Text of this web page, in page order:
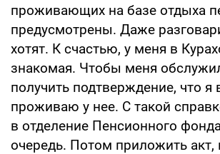
проживающих на базе отдыха
предусмотрены. Даже
хотят. К счастью, у меня в
знакомая. Чтобы меня
получить подтверждение, что я
проживаю у нее. С такой
в отделение Пенсионного
очередь. Потом приложить акт,